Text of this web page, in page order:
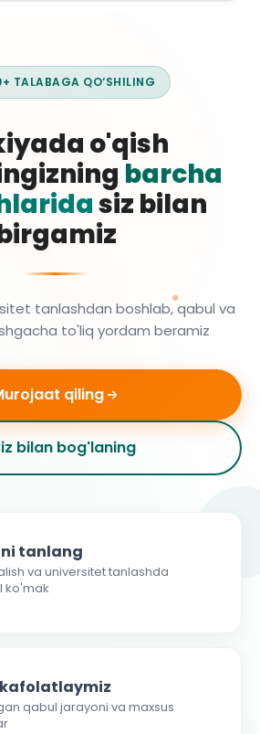
TALABAGA QO‘SHILING
o'qish
barcha
siz bilan
tanlashdan boshlab, qabul va
to'liq yordam beramiz
qiling
bilan bog'laning
tanlang
va universitet tanlashda
ko'mak
qabul jarayoni va maxsus